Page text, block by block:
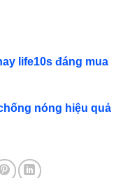
life10s đáng mua
nóng hiệu quả